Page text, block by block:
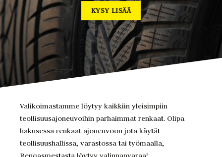
KYSY LISÄÄ
Valikoimastamme löytyy kaikkiin yleisimpiin
teollisuusajoneuvoihin parhaimmat renkaat. Olipa
hakusessa renkaat ajoneuvoon jota käytät
teollisuushallissa, varastossa tai työmaalla,